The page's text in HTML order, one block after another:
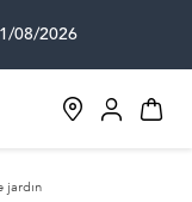
08/2026
jardin